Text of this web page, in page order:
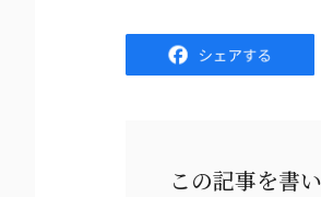
Facebook
この記事を書